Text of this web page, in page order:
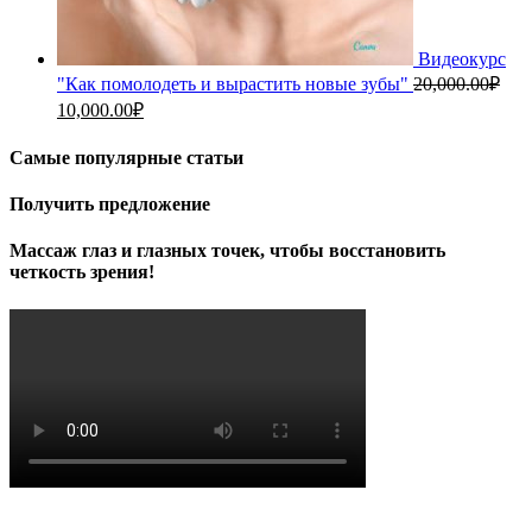
Видеокурс
"Как помолодеть и вырастить новые зубы" 20,000.00₽
Первоначальная
20,000.00₽.
10,000.00₽Текущая
10,000.00₽.
Самые популярные статьи
Получить предложение
Массаж глаз и глазных точек, чтобы восстановить
четкость зрения!